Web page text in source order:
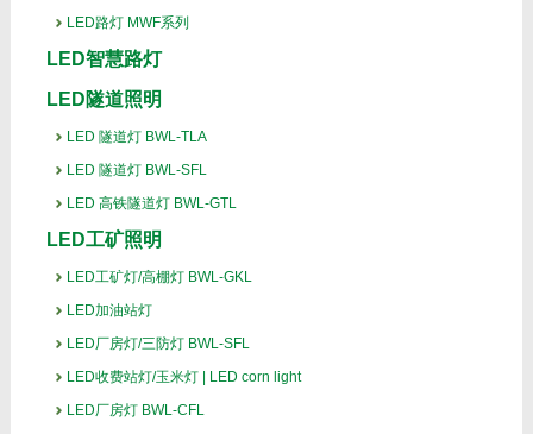
LED路灯 MWF系列
LED智慧路灯
LED隧道照明
LED 隧道灯 BWL-TLA
LED 隧道灯 BWL-SFL
LED 高铁隧道灯 BWL-GTL
LED工矿照明
LED工矿灯/高棚灯 BWL-GKL
LED加油站灯
LED厂房灯/三防灯 BWL-SFL
LED收费站灯/玉米灯 | LED corn light
LED厂房灯 BWL-CFL